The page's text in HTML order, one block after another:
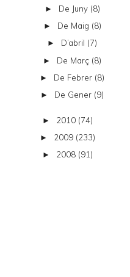
► De Juny (8)
► De Maig (8)
► D’abril (7)
► De Març (8)
► De Febrer (8)
► De Gener (9)
► 2010 (74)
► 2009 (233)
► 2008 (91)